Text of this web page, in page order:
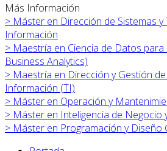
Más Información
> Máster en Dirección de Sistemas
Información
> Maestría en Ciencia de Datos
Business Analytics)
> Maestría en Dirección y Gestión
Información (TI)
> Máster en Operación y
> Máster en Inteligencia de Negocio
> Máster en Programación y Diseño